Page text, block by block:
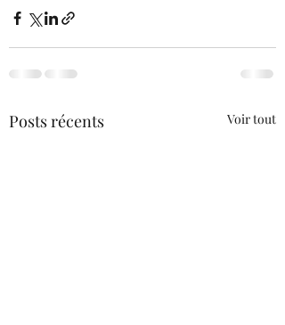
Posts récents Voir tout